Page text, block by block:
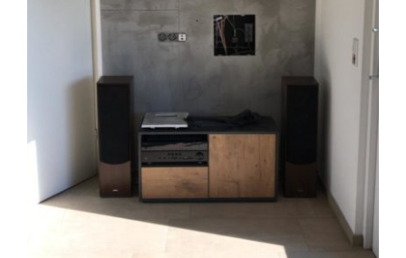
Betonoptik